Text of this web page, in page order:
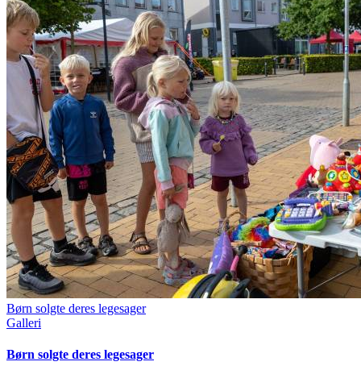
Børn solgte deres legesager
Galleri
Børn solgte deres legesager